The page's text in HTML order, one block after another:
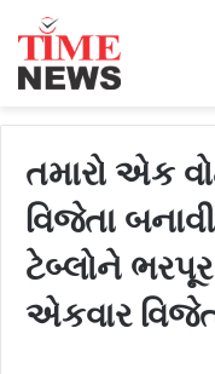
તમારો એક
વિજેતા
ટેબ્લોને ભરપૂર
એકવાર